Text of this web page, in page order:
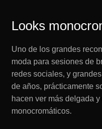
Looks
Uno de los grandes
moda para sesiones de
redes sociales, y
de años, prácticamente
hacen ver más delgada
monocromáticos.